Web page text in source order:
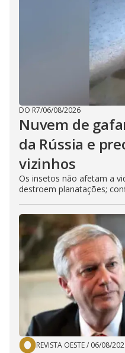
DO R7/06/08/2026
Nuvem de
da Rússia e
vizinhos
Os insetos não afetam a
destroem planatações;
REVISTA OESTE/ 06/08/